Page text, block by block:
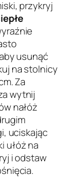
przykryj
usunąć
na stolnicy
Za
wytnij
nałóż
uciskając
ułóż na
i odstaw